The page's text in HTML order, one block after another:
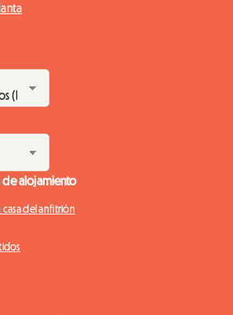
de alojamiento
casa del anfitrión